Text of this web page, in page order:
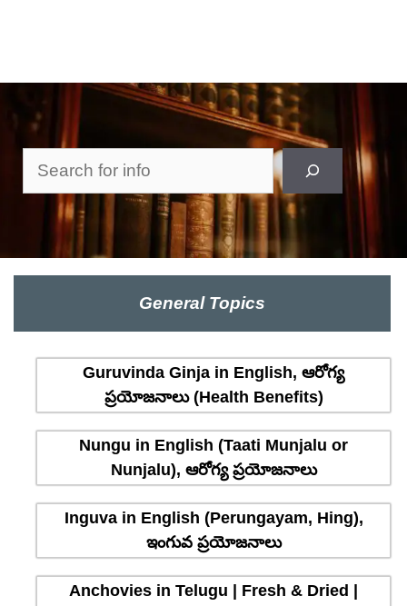
Search
General Topics
Guruvinda Ginja in English, ఆరోగ్య
ప్రయోజనాలు (Health Benefits)
Nungu in English (Taati Munjalu or
Nunjalu), ఆరోగ్య ప్రయోజనాలు
Inguva in English (Perungayam, Hing),
ఇంగువ ప్రయోజనాలు
Anchovies in Telugu | Fresh & Dried |